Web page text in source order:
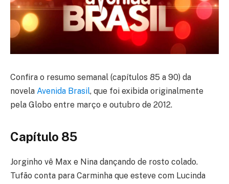
Confira o resumo semanal (capítulos 85 a 90) da
novela Avenida Brasil, que foi exibida originalmente
pela Globo entre março e outubro de 2012.
Capítulo 85
Jorginho vê Max e Nina dançando de rosto colado.
Tufão conta para Carminha que esteve com Lucinda